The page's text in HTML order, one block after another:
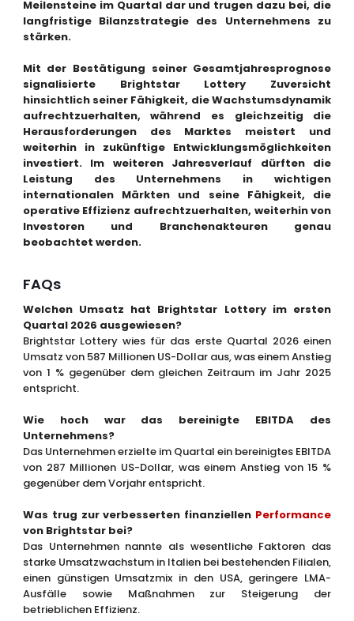
Meilensteine im Quartal dar und trugen dazu bei, die
langfristige Bilanzstrategie des Unternehmens zu
stärken.
Mit der Bestätigung seiner Gesamtjahresprognose
signalisierte Brightstar Lottery Zuversicht
hinsichtlich seiner Fähigkeit, die Wachstumsdynamik
aufrechtzuerhalten, während es gleichzeitig die
Herausforderungen des Marktes meistert und
weiterhin in zukünftige Entwicklungsmöglichkeiten
investiert. Im weiteren Jahresverlauf dürften die
Leistung des Unternehmens in wichtigen
internationalen Märkten und seine Fähigkeit, die
operative Effizienz aufrechtzuerhalten, weiterhin von
Investoren und Branchenakteuren genau
beobachtet werden.
FAQs
Welchen Umsatz hat Brightstar Lottery im ersten
Quartal 2026 ausgewiesen?
Brightstar Lottery wies für das erste Quartal 2026 einen
Umsatz von 587 Millionen US-Dollar aus, was einem Anstieg
von 1 % gegenüber dem gleichen Zeitraum im Jahr 2025
entspricht.
Wie hoch war das bereinigte EBITDA des
Unternehmens?
Das Unternehmen erzielte im Quartal ein bereinigtes EBITDA
von 287 Millionen US-Dollar, was einem Anstieg von 15 %
gegenüber dem Vorjahr entspricht.
Was trug zur verbesserten finanziellen Performance
von Brightstar bei?
Das Unternehmen nannte als wesentliche Faktoren das
starke Umsatzwachstum in Italien bei bestehenden Filialen,
einen günstigen Umsatzmix in den USA, geringere LMA-
Ausfälle sowie Maßnahmen zur Steigerung der
betrieblichen Effizienz.